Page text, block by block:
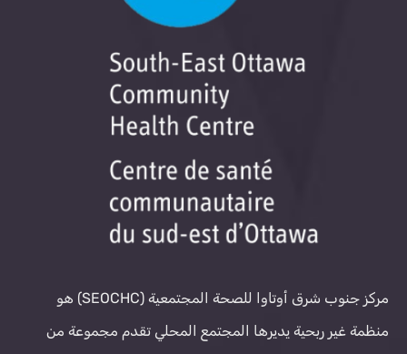
مركز جنوب شرق أوتاوا للصحة المجتمعية (SEOCHC) هو
منظمة غير ربحية يديرها المجتمع المحلي تقدم مجموعة من